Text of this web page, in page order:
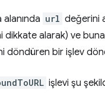
url değerini
alarak) ve buna
döndüren bir işlev
işlevi şu